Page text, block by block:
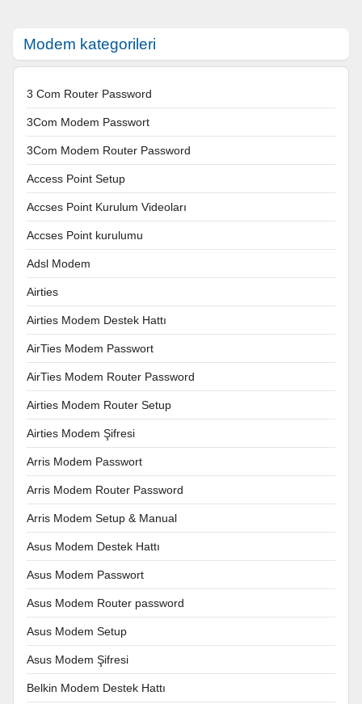
Modem kategorileri
3 Com Router Password
3Com Modem Passwort
3Com Modem Router Password
Access Point Setup
Accses Point Kurulum Videoları
Accses Point kurulumu
Adsl Modem
Airties
Airties Modem Destek Hattı
AirTies Modem Passwort
AirTies Modem Router Password
Airties Modem Router Setup
Airties Modem Şifresi
Arris Modem Passwort
Arris Modem Router Password
Arris Modem Setup & Manual
Asus Modem Destek Hattı
Asus Modem Passwort
Asus Modem Router password
Asus Modem Setup
Asus Modem Şifresi
Belkin Modem Destek Hattı